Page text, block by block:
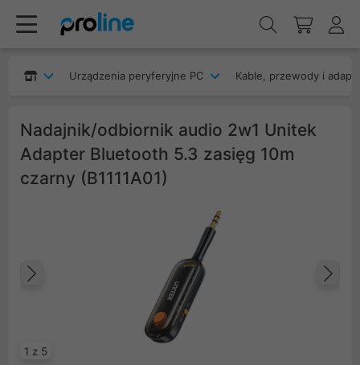
Urządzenia peryferyjne PC Kable, przewody i
Nadajnik/odbiornik audio 2w1 Unitek
Adapter Bluetooth 5.3 zasięg 10m
czarny (B1111A01)
1 z 5